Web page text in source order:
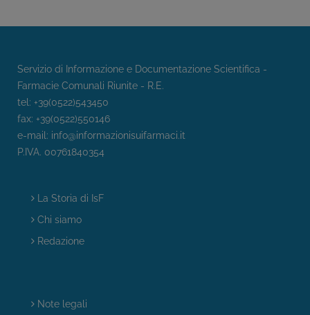
Servizio di Informazione e Documentazione Scientifica -
Farmacie Comunali Riunite - R.E.
tel: +39(0522)543450
fax: +39(0522)550146
e-mail: info@informazionisuifarmaci.it
P.IVA. 00761840354
La Storia di IsF
Chi siamo
Redazione
Note legali